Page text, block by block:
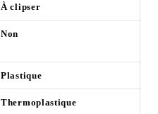
À clipser
Non
Plastique
Thermoplastique